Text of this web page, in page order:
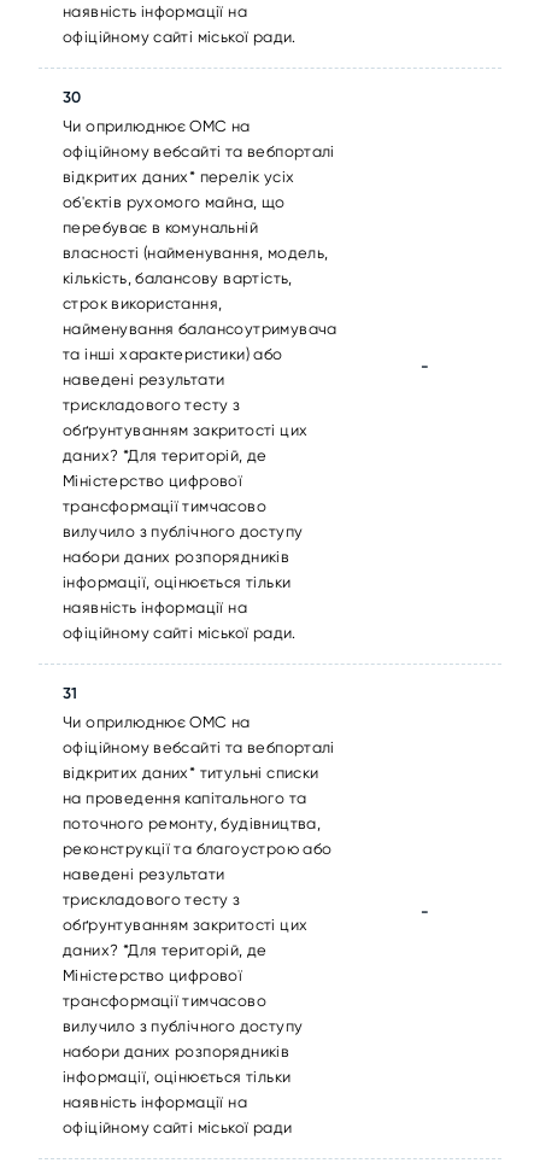
наявність інформації на
офіційному сайті міської ради.
30
Чи оприлюднює ОМС на
офіційному вебсайті та вебпорталі
відкритих даних* перелік усіх
об'єктів рухомого майна, що
перебуває в комунальній
власності (найменування, модель,
кількість, балансову вартість,
строк використання,
найменування балансоутримувача
та інші характеристики) або
наведені результати
трискладового тесту з
обґрунтуванням закритості цих
даних? *Для територій, де
Міністерство цифрової
трансформації тимчасово
вилучило з публічного доступу
набори даних розпорядників
інформації, оцінюється тільки
наявність інформації на
офіційному сайті міської ради.
-
31
Чи оприлюднює ОМС на
офіційному вебсайті та вебпорталі
відкритих даних* титульні списки
на проведення капітального та
поточного ремонту, будівництва,
реконструкції та благоустрою або
наведені результати
трискладового тесту з
обґрунтуванням закритості цих
даних? *Для територій, де
Міністерство цифрової
трансформації тимчасово
вилучило з публічного доступу
набори даних розпорядників
інформації, оцінюється тільки
наявність інформації на
офіційному сайті міської ради
-